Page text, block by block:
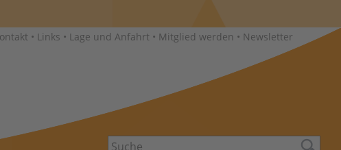
• Links • Lage und Anfahrt • Mitglied werden • Newsletter